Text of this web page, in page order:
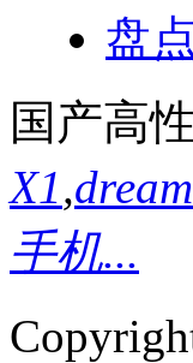
盘
国产高
X1,
手机...